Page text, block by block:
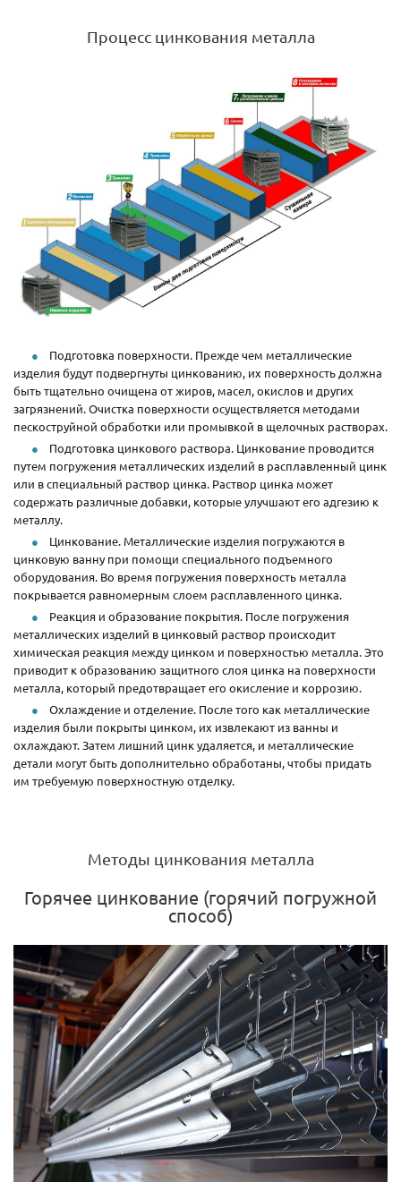
Процесс цинкования металла
Подготовка поверхности. Прежде чем металлические
изделия будут подвергнуты цинкованию, их поверхность должна
быть тщательно очищена от жиров, масел, окислов и других
загрязнений. Очистка поверхности осуществляется методами
пескоструйной обработки или промывкой в щелочных растворах.
Подготовка цинкового раствора. Цинкование проводится
путем погружения металлических изделий в расплавленный цинк
или в специальный раствор цинка. Раствор цинка может
содержать различные добавки, которые улучшают его адгезию к
металлу.
Цинкование. Металлические изделия погружаются в
цинковую ванну при помощи специального подъемного
оборудования. Во время погружения поверхность металла
покрывается равномерным слоем расплавленного цинка.
Реакция и образование покрытия. После погружения
металлических изделий в цинковый раствор происходит
химическая реакция между цинком и поверхностью металла. Это
приводит к образованию защитного слоя цинка на поверхности
металла, который предотвращает его окисление и коррозию.
Охлаждение и отделение. После того как металлические
изделия были покрыты цинком, их извлекают из ванны и
охлаждают. Затем лишний цинк удаляется, и металлические
детали могут быть дополнительно обработаны, чтобы придать
им требуемую поверхностную отделку.
Методы цинкования металла
Горячее цинкование (горячий погружной
способ)